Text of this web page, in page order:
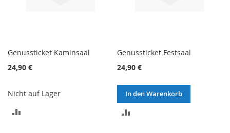
Genussticket Kaminsaal
24,90 €
Nicht auf Lager
Genussticket Festsaal
24,90 €
In den Warenkorb